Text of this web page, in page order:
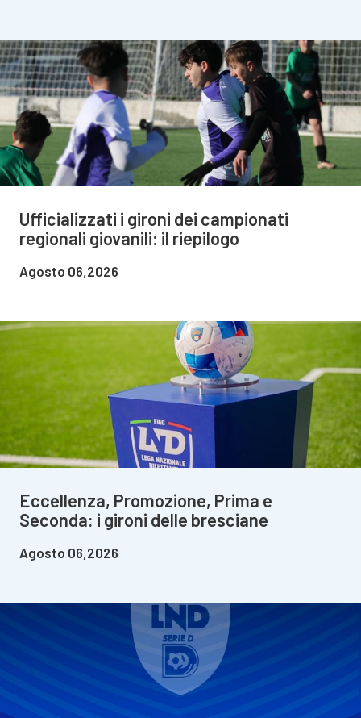
Ufficializzati i gironi dei campionati
regionali giovanili: il riepilogo
Agosto 06,2026
Eccellenza, Promozione, Prima e
Seconda: i gironi delle bresciane
Agosto 06,2026